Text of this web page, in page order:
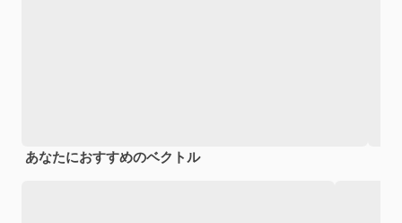
あなたにおすすめのベクトル